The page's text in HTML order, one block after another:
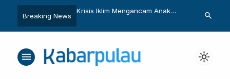
Breaking News
Normatif dan
Krisis Iklim Mengancam Anak
Kelompok
search
menu light_mode